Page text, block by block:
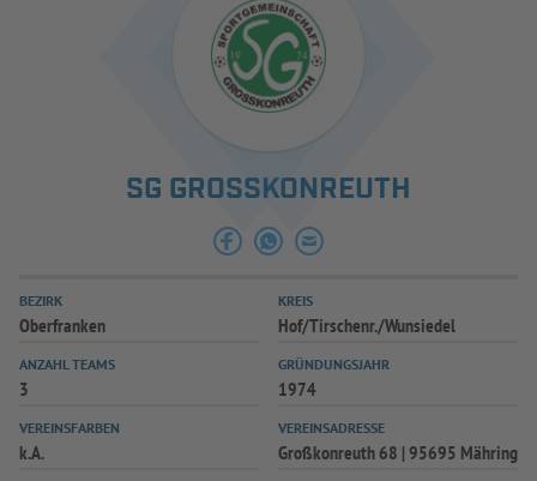
ERGEBNISSE & WETTBEWERBE
AUSBILDUNG & FÖRDERUNG
SPIELPLUS
SG GROSSKONREUTH
BEZIRK
Oberfranken
KREIS
Hof/Tirschenr./Wunsiedel
ANZAHL TEAMS
3
GRÜNDUNGSJAHR
1974
VEREINSFARBEN
k.A.
VEREINSADRESSE
Großkonreuth 68 | 95695 Mähring